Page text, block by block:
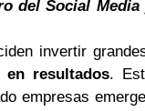
del Social
invertir
en resultados.
empresas